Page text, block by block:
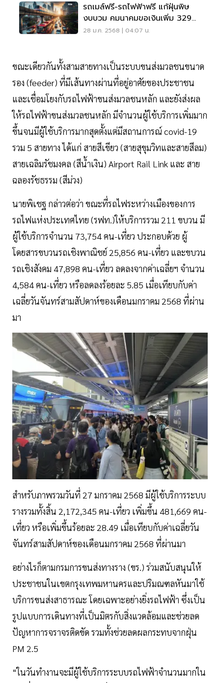
รถเมล์ฟรี-รถไฟฟ้าฟรี แก้ฝุ่นพิษ
งบบวม คมนาคมขอเงินเพิ่ม 329
ล้าน
28 ม.ค. 2568 | 04:07 น.
ขณะเดียวกันทั้งสามสายทางเป็นระบบขนส่งมวลชนขนาด
รอง (feeder) ที่มีเส้นทางผ่านที่อยู่อาศัยของประชาชน
และเชื่อมโยงกับรถไฟฟ้าขนส่งมวลชนหลัก และยังส่งผล
ให้รถไฟฟ้าขนส่งมวลชนหลัก มีจำนวนผู้ใช้บริการเพิ่มมาก
ขึ้นจนมีผู้ใช้บริการมากสุดตั้งแต่มีสถานการณ์ covid-19
รวม 5 สายทาง ได้แก่ สายสีเขียว (สายสุขุมวิทและสายสีลม)
สายเฉลิมรัชมงคล (สีน้ำเงิน) Airport Rail Link และ สาย
ฉลองรัชธรรม (สีม่วง)
นายพิเชฐ กล่าวต่อว่า ขณะที่รถไฟระหว่างเมืองของการ
รถไฟแห่งประเทศไทย (รฟท.)ให้บริการรวม 211 ขบวน มี
ผู้ใช้บริการจำนวน 73,754 คน-เที่ยว ประกอบด้วย ผู้
โดยสารขบวนรถเชิงพาณิชย์ 25,856 คน-เที่ยว และขบวน
รถเชิงสังคม 47,898 คน-เที่ยว ลดลงจากค่าเฉลี่ยฯ จำนวน
4,584 คน-เที่ยว หรือลดลงร้อยละ 5.85 เมื่อเทียบกับค่า
เฉลี่ยวันจันทร์สามสัปดาห์ของเดือนมกราคม 2568 ที่ผ่าน
มา
สำหรับภาพรวมวันที่ 27 มกราคม 2568 มีผู้ใช้บริการระบบ
รางรวมทั้งสิ้น 2,172,345 คน-เที่ยว เพิ่มขึ้น 481,669 คน-
เที่ยว หรือเพิ่มขึ้นร้อยละ 28.49 เมื่อเทียบกับค่าเฉลี่ยวัน
จันทร์สามสัปดาห์ของเดือนมกราคม 2568 ที่ผ่านมา
อย่างไรก็ตามกรมการขนส่งทางราง (ขร.) ร่วมสนับสนุนให้
ประชาชนในเขตกรุงเทพมหานครและปริมณฑลหันมาใช้
บริการขนส่งสาธารณะ โดยเฉพาะอย่างยิ่งรถไฟฟ้า ซึ่งเป็น
รูปแบบการเดินทางที่เป็นมิตรกับสิ่งแวดล้อมและช่วยลด
ปัญหาการจราจรติดขัด รวมทั้งช่วยลดผลกระทบจากฝุ่น
PM 2.5
“ในวันทำงานจะมีผู้ใช้บริการระบบรถไฟฟ้าจำนวนมากใน